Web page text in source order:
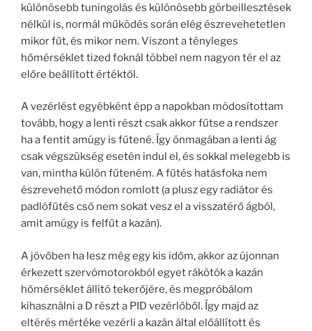
különösebb tuningolás és különösebb görbeillesztések
nélkül is, normál működés során elég észrevehetetlen
mikor fűt, és mikor nem. Viszont a tényleges
hőmérséklet tized foknál többel nem nagyon tér el az
előre beállított értéktől.
A vezérlést egyébként épp a napokban módosítottam
tovább, hogy a lenti részt csak akkor fűtse a rendszer
ha a fentit amúgy is fűtené. Így önmagában a lenti ág
csak végszükség esetén indul el, és sokkal melegebb is
van, mintha külön fűteném. A fűtés hatásfoka nem
észrevehető módon romlott (a plusz egy radiátor és
padlófűtés cső nem sokat vesz el a visszatérő ágból,
amit amúgy is felfűt a kazán).
A jövőben ha lesz még egy kis időm, akkor az újonnan
érkezett szervómotorokból egyet rákötök a kazán
hőmérséklet állító tekerőjére, és megpróbálom
kihasználni a D részt a PID vezérlőből. Így majd az
eltérés mértéke vezérli a kazán által előállított és